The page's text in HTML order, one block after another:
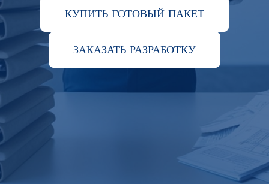
КУПИТЬ ГОТОВЫЙ ПАКЕТ
ЗАКАЗАТЬ РАЗРАБОТКУ